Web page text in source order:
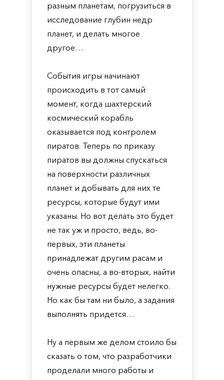
разным планетам, погрузиться в
исследование глубин недр
планет, и делать многое
другое…
События игры начинают
происходить в тот самый
момент, когда шахтерский
космический корабль
оказывается под контролем
пиратов. Теперь по приказу
пиратов вы должны спускаться
на поверхности различных
планет и добывать для них те
ресурсы, которые будут ими
указаны. Но вот делать это будет
не так уж и просто, ведь, во-
первых, эти планеты
принадлежат другим расам и
очень опасны, а во-вторых, найти
нужные ресурсы будет нелегко.
Но как бы там ни было, а задания
выполнять придется…
Ну а первым же делом стоило бы
сказать о том, что разработчики
проделали много работы и